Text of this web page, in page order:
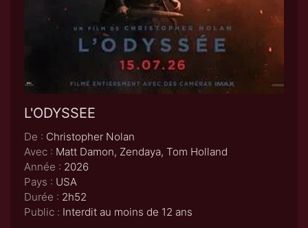
L'ODYSSEE
De : Christopher Nolan
Avec : Matt Damon, Zendaya, Tom Holland
Année : 2026
Pays : USA
Durée : 2h52
Public : Interdit au moins de 12 ans